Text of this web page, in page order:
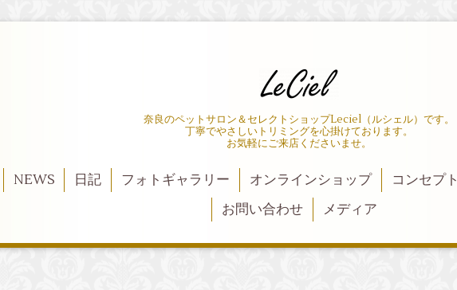
奈良のペットサロン＆セレクトショップLeciel（ルシェル）です。
丁寧でやさしいトリミングを心掛けております。
お気軽にご来店くださいませ。
NEWS 日記 フォトギャラリー オンラインショップ コンセプト
お問い合わせ
メディア